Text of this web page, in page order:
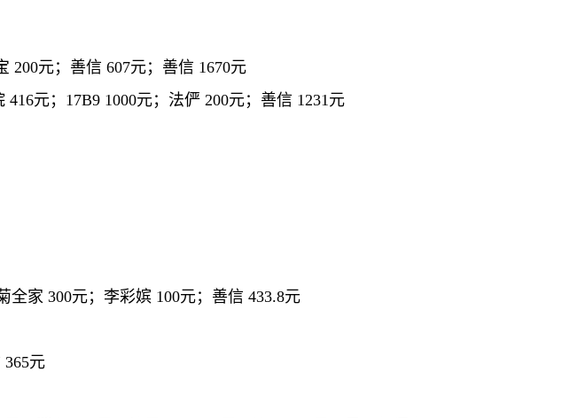
200元；善信 607元；善信 1670元
元；17B9 1000元；法俨 200元；善信 1231元
全家 300元；李彩嫔 100元；善信 433.8元
元